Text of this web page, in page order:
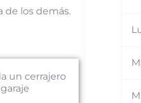
de los demás.
un cerrajero